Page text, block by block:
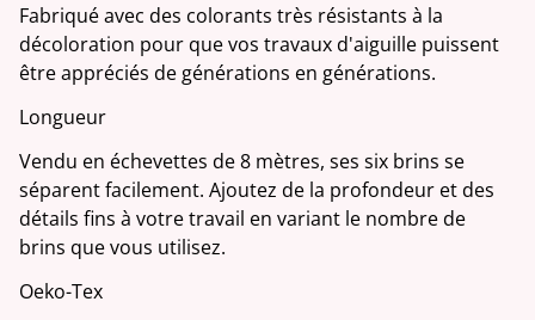
Fabriqué avec des colorants très résistants à la
décoloration pour que vos travaux d'aiguille puissent
être appréciés de générations en générations.
Longueur
Vendu en échevettes de 8 mètres, ses six brins se
séparent facilement. Ajoutez de la profondeur et des
détails fins à votre travail en variant le nombre de
brins que vous utilisez.
Oeko-Tex